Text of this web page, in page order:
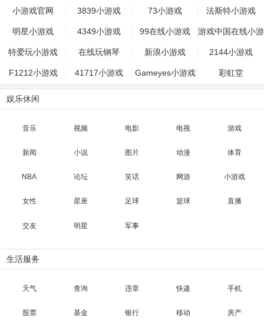
小游戏官网 3839小游戏 73小游戏 法斯特小游戏
明星小游戏 4349小游戏 99在线小游戏 游戏中国在线小游
戏
特爱玩小游戏 在线玩钢琴 新浪小游戏 2144小游戏
F1212小游戏 41717小游戏 Gameyes小游戏 彩虹堂
娱乐休闲
音乐 视频 电影 电视 游戏
新闻 小说 图片 动漫 体育
NBA 论坛 笑话 网游 小游戏
女性 星座 足球 篮球 直播
交友 明星 军事
生活服务
天气 查询 违章 快递 手机
股票 基金 银行 移动 房产